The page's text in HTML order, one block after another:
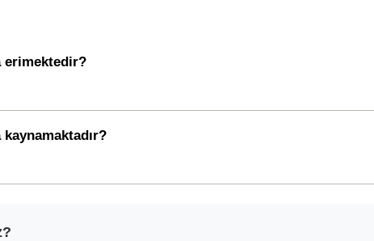
erimektedir?
kaynamaktadır?